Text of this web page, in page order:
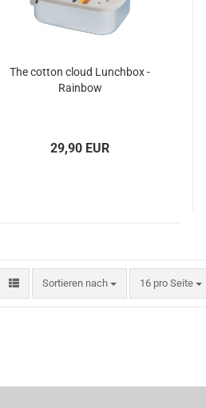
The cotton cloud Lunchbox -
Rainbow
29,90 EUR
Sortieren nach
Sortieren nach 16 pro Seite
pro Seite